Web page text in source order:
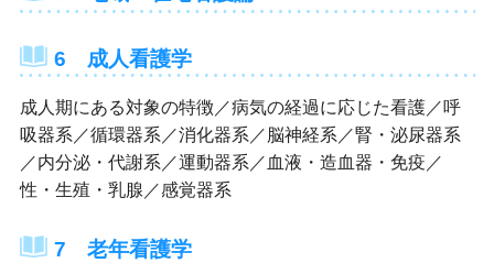
6 成人看護学
成人期にある対象の特徴／病気の経過に応じた看護／呼
吸器系／循環器系／消化器系／脳神経系／腎・泌尿器系
／内分泌・代謝系／運動器系／血液・造血器・免疫／
性・生殖・乳腺／感覚器系
7 老年看護学